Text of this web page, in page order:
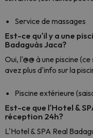
Service de massages
Est-ce qu'il y a une
Badaguás Jaca?
Oui, l'@@ à une piscine
avez plus d'info sur la
Piscine extérieure
Est-ce que l'Hotel &
réception 24h?
L'Hotel & SPA Real